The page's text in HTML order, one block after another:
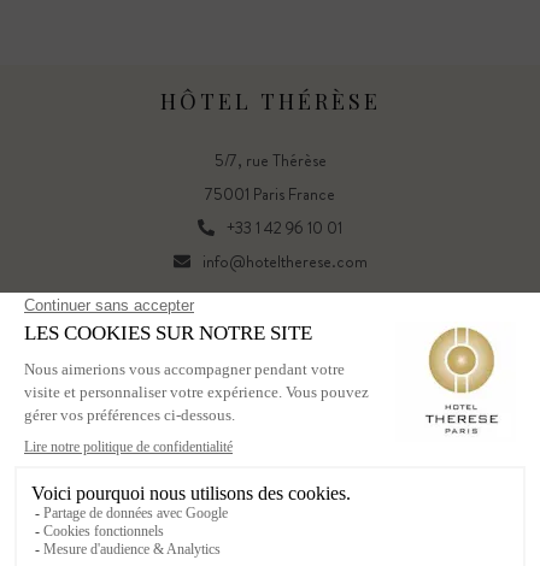
HÔTEL THÉRÈSE
5/7, rue Thérèse
75001 Paris France
+33 1 42 96 10 01
info@hoteltherese.com
FR
Powered by